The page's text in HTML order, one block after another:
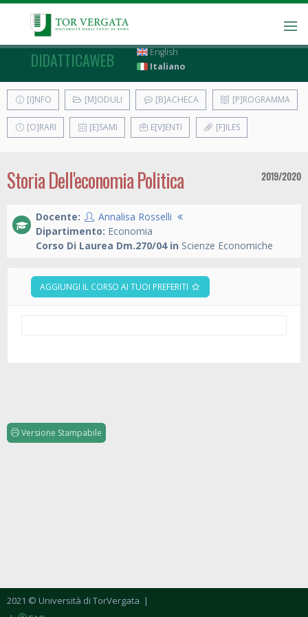
DIDATTICAWEB
English
Italiano
[I]NFO [M]ODULI [B]ACHECA [P]ROGRAMMA
[O]RARI [E]SAMI E[V]ENTI [F]ILES
Storia Dell'economia Politica 2019/2020
Docente:
Annalisa Rosselli
Dipartimento: Economia
Corso Di Laurea Dm.270/04 in Scienze Economiche
AGGIUNGI IL CORSO AI TUOI PREFERITI
Versione Stampabile
2021 © Università di TorVergata |